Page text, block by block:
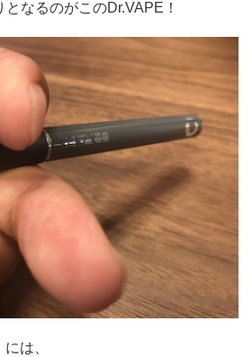
なるのがこのDr.VAPE！
は、